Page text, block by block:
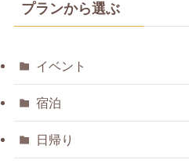
プランから選ぶ
イベント
宿泊
日帰り